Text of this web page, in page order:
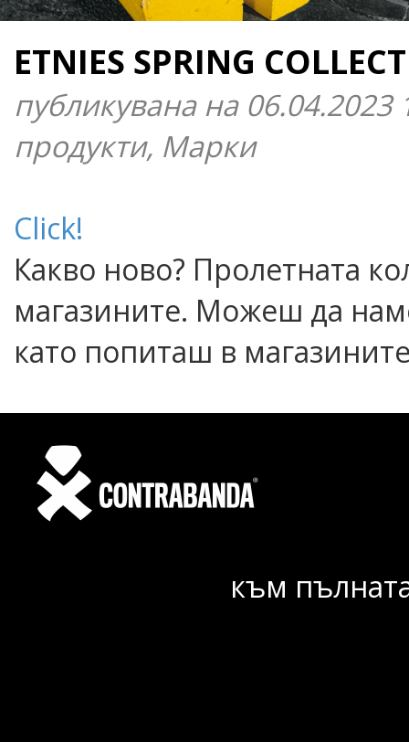
ETNIES SPRING
публикувана на
продукти, Марки
Click!
Какво ново? Пролетната
магазините. Можеш да
като попиташ в
към